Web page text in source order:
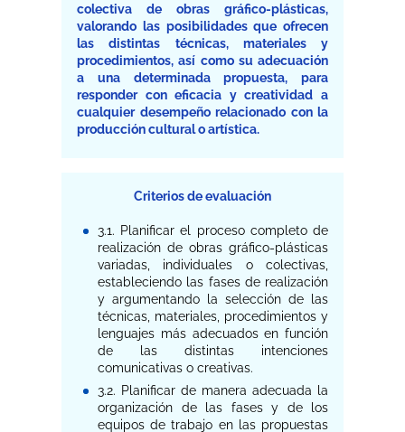
colectiva de obras gráfico-plásticas,
valorando las posibilidades que ofrecen
las distintas técnicas, materiales y
procedimientos, así como su adecuación
a una determinada propuesta, para
responder con eficacia y creatividad a
cualquier desempeño relacionado con la
producción cultural o artística.
Criterios de evaluación
3.1. Planificar el proceso completo de
realización de obras gráfico-plásticas
variadas, individuales o colectivas,
estableciendo las fases de realización
y argumentando la selección de las
técnicas, materiales, procedimientos y
lenguajes más adecuados en función
de las distintas intenciones
comunicativas o creativas.
3.2. Planificar de manera adecuada la
organización de las fases y de los
equipos de trabajo en las propuestas